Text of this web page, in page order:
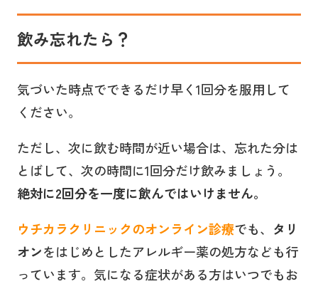
飲み忘れたら？
気づいた時点でできるだけ早く1回分を服用して
ください。
ただし、次に飲む時間が近い場合は、忘れた分は
とばして、次の時間に1回分だけ飲みましょう。
絶対に2回分を一度に飲んではいけません。
ウチカラクリニックのオンライン診療でも、 タリ
オンをはじめとしたアレルギー薬の処方なども行
っています。気になる症状がある方はいつでもお